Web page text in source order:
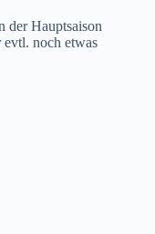
der Hauptsaison
evtl. noch etwas